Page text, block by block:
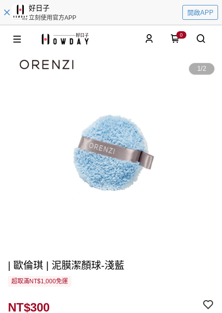
好日子
立刻使用官方APP
開啟APP
0
1/2
| 歐倫琪 | 泥膜潔顏球-淺藍
超取滿NT$1,000免運
NT$300